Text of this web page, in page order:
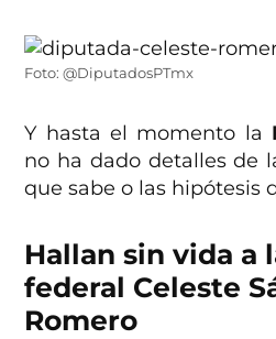
Foto: @DiputadosPTmx
Y hasta el momento la
no ha dado detalles de
que sabe o las hipótesis
Hallan sin vida a
federal Celeste
Romero